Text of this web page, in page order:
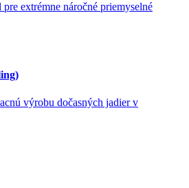
extrémne náročné priemyselné
výrobu dočasných jadier v